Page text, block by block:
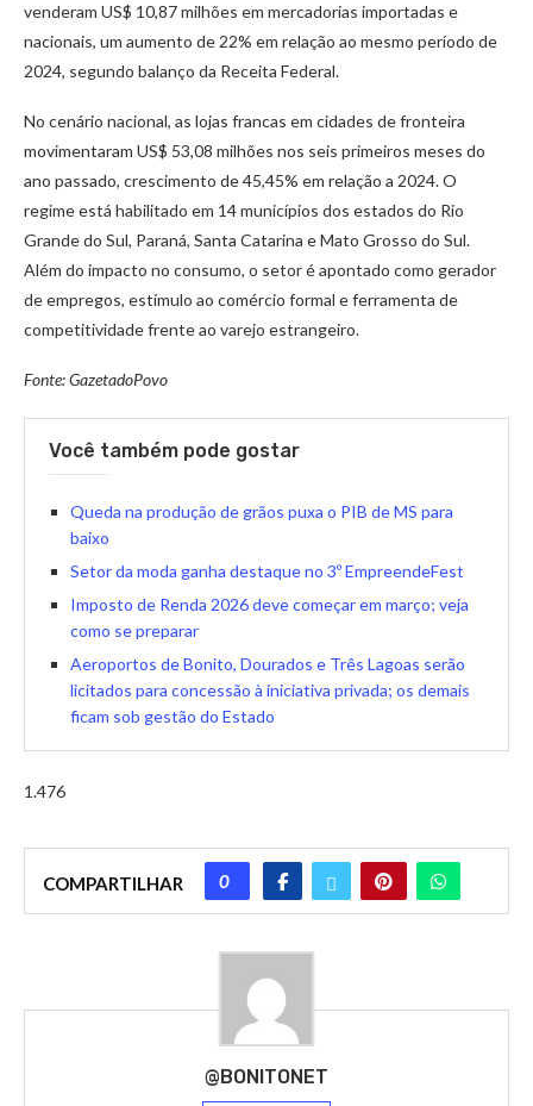
venderam US$ 10,87 milhões em mercadorias importadas e
nacionais, um aumento de 22% em relação ao mesmo período de
2024, segundo balanço da Receita Federal.
No cenário nacional, as lojas francas em cidades de fronteira
movimentaram US$ 53,08 milhões nos seis primeiros meses do
ano passado, crescimento de 45,45% em relação a 2024. O
regime está habilitado em 14 municípios dos estados do Rio
Grande do Sul, Paraná, Santa Catarina e Mato Grosso do Sul.
Além do impacto no consumo, o setor é apontado como gerador
de empregos, estímulo ao comércio formal e ferramenta de
competitividade frente ao varejo estrangeiro.
Fonte: GazetadoPovo
Você também pode gostar
Queda na produção de grãos puxa o PIB de MS para
baixo
Setor da moda ganha destaque no 3º EmpreendeFest
Imposto de Renda 2026 deve começar em março; veja
como se preparar
Aeroportos de Bonito, Dourados e Três Lagoas serão
licitados para concessão à iniciativa privada; os demais
ficam sob gestão do Estado
1.476
COMPARTILHAR 0
@BONITONET